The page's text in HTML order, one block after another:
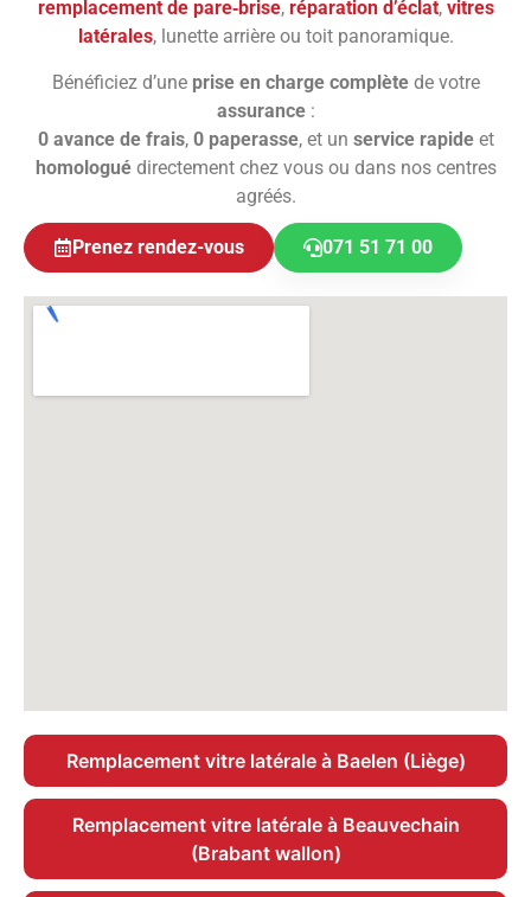
remplacement de pare‑brise, réparation d’éclat, vitres
latérales, lunette arrière ou toit panoramique.
Bénéficiez d’une prise en charge complètede votre
assurance:
0 avance de frais, 0 paperasse, et un service rapideet
homologuédirectement chez vous ou dans nos centres
agréés.
Prenez rendez-vous 071 51 71 00
Remplacement vitre latérale à Baelen (Liège)
Remplacement vitre latérale à Beauvechain
(Brabant wallon)